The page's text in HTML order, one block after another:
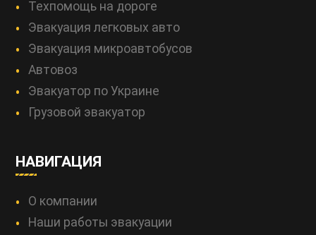
Техпомощь на дороге
Эвакуация легковых авто
Эвакуация микроавтобусов
Автовоз
Эвакуатор по Украине
Грузовой эвакуатор
НАВИГАЦИЯ
О компании
Наши работы эвакуации